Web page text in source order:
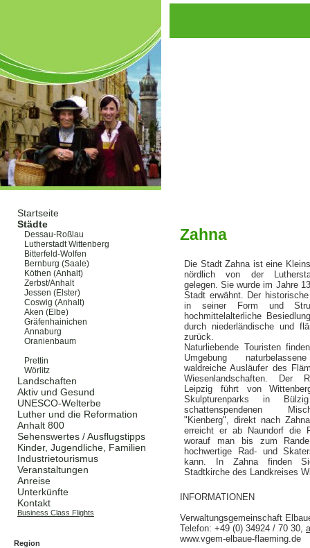
Startseite
Städte
Dessau-Roßlau
Lutherstadt Wittenberg
Bitterfeld-Wolfen
Bernburg (Saale)
Köthen (Anhalt)
Zerbst/Anhalt
Jessen (Elster)
Coswig (Anhalt)
Aken (Elbe)
Gräfenhainichen
Annaburg
Oranienbaum
Prettin
Wörlitz
Landschaften
Aktiv und Gesund
UNESCO-Welterbe
Luther und die Reformation
Anhalt 800
Sehenswertes / Ausflugstipps
Kinder, Jugendliche, Familien
Industrietourismus
Veranstaltungen
Anreise
Unterkünfte
Kontakt
Business Class Flights
Region
Zahna
Die Stadt Zahna ist eine
nördlich von der
gelegen. Sie wurde im Jahre
Stadt erwähnt. Der
in seiner Form und
hochmittelalterliche
durch niederländische und
zurück.
Naturliebende Touristen
Umgebung
waldreiche Ausläufer des
Wiesenlandschaften. Der
Leipzig führt von
Skulpturenparks in
schattenspendenen
"Kienberg", direkt nach
erreicht er ab Naundorf die
worauf man bis zum
hochwertige Rad- und
kann. In Zahna finden
Stadtkirche des Landkreises
INFORMATIONEN
Verwaltungsgemeinschaft
Telefon: +49 (0) 34924 / 70 30,
www.vgem-elbaue-flaeming.de